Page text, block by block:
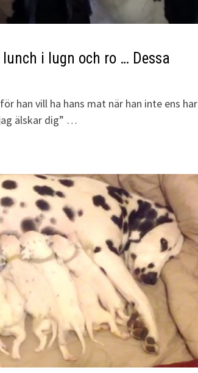
i lugn och ro … Dessa
han vill ha hans mat när han inte ens har
älskar dig” …